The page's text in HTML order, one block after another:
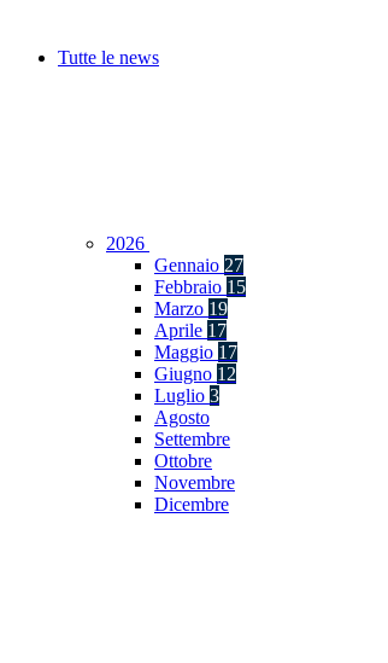
Tutte le news
2026
Gennaio 27
Febbraio 15
Marzo 19
Aprile 17
Maggio 17
Giugno 12
Luglio 3
Agosto
Settembre
Ottobre
Novembre
Dicembre